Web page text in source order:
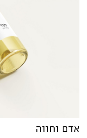
אדם וחווה